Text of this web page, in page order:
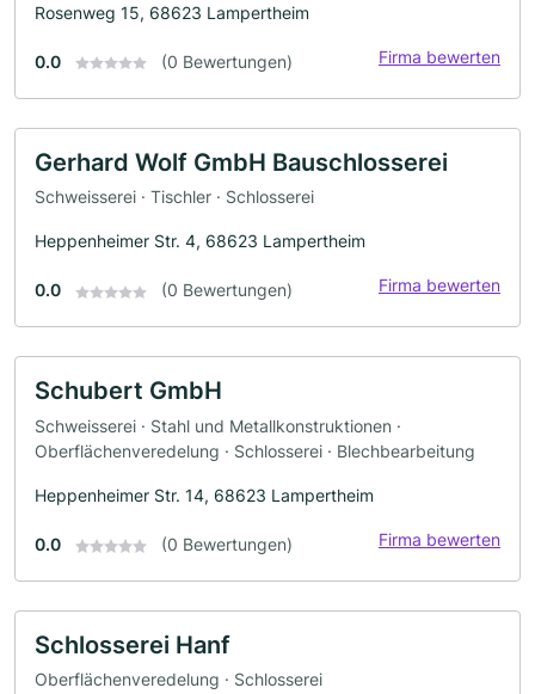
Rosenweg 15, 68623 Lampertheim
0.0 (0 Bewertungen) Firma bewerten
Gerhard Wolf GmbH Bauschlosserei
Schweisserei · Tischler · Schlosserei
Heppenheimer Str. 4, 68623 Lampertheim
0.0 (0 Bewertungen) Firma bewerten
Schubert GmbH
Schweisserei · Stahl und Metallkonstruktionen ·
Oberflächenveredelung · Schlosserei · Blechbearbeitung
Heppenheimer Str. 14, 68623 Lampertheim
0.0 (0 Bewertungen) Firma bewerten
Schlosserei Hanf
Oberflächenveredelung · Schlosserei